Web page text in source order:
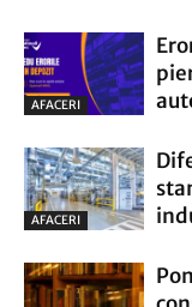
AFACERI
AFACERI